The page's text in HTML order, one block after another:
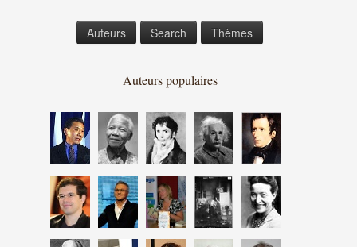
Auteurs Search Thèmes
Auteurs populaires